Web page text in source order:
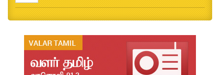
Aug B.Ed., M.Ed., Admission Date Extesion
Jul
31
தமிழ்க்கலை – தமிழியல் காலாண்டு ஆய்விதழ் - 2026